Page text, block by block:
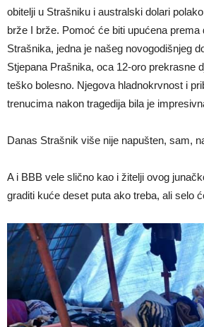
obitelji u Strašniku i australski dolari
brže I brže. Pomoć će biti upućena prema
Strašnika, jedna je našeg novogodišnjeg
Stjepana Prašnika, oca 12-oro prekrasne
teško bolesno. Njegova hladnokrvnost i
trenucima nakon tragedija bila je
Danas Strašnik više nije napušten, sam,
A i BBB vele slično kao i žitelji ovog
graditi kuće deset puta ako treba, ali selo